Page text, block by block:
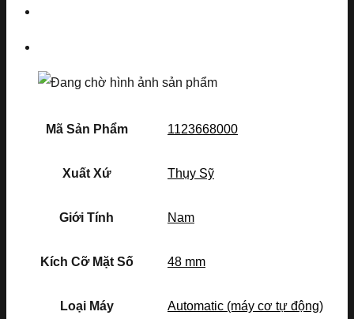
Mã Sản Phẩm 1123668000
Xuất Xứ Thụy Sỹ
Giới Tính Nam
Kích Cỡ Mặt Số 48 mm
Loại Máy Automatic (máy cơ tự động)